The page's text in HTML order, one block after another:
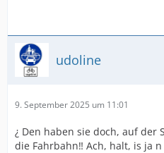
udoline
9. September 2025 um 11:01
¿ Den haben sie doch, auf der
die Fahrbahn‼ Ach, halt, is ja